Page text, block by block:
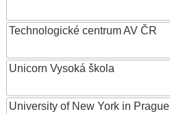
Technologické centrum AV ČR
Unicorn Vysoká škola
University of New York in Prague